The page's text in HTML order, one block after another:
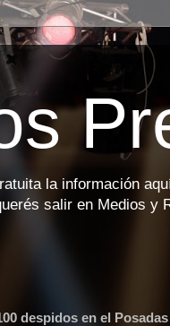
la información
salir en Medios y
despidos en el